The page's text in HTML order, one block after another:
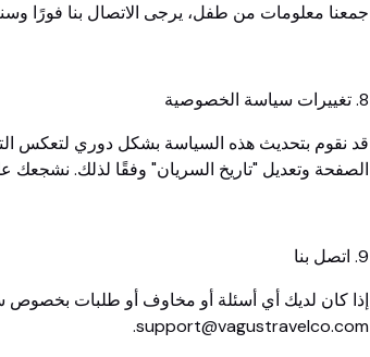
جمعنا معلومات من طفل، يرجى الاتصال بنا فورًا
8. تغييرات سياسة الخصوصية
قد نقوم بتحديث هذه السياسة بشكل دوري لتعكس
الصفحة وتعديل "تاريخ السريان" وفقًا لذلك. نشجعك
9. اتصل بنا
إذا كان لديك أي أسئلة أو مخاوف أو طلبات بخصوص
support@vagustravelco.com.